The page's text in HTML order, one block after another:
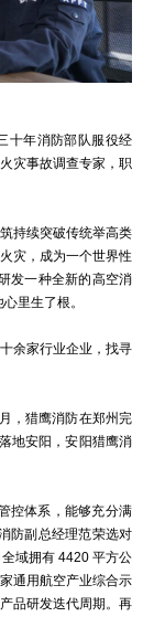
十年消防部队服役经
灾事故调查专家，职
持续突破传统举高类
灾，成为一个世界性
发一种全新的高空消
里生了根。
余家行业企业，找寻
，猎鹰消防在郑州完
地安阳，安阳猎鹰消
控体系，能够充分满
防副总经理范荣选对
域拥有 4420 平方公
通用航空产业综合示
品研发迭代周期。再